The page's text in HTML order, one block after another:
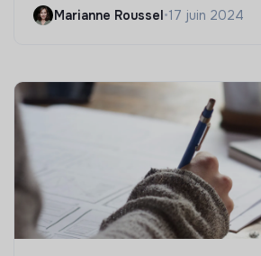
Marianne Roussel•17 juin 2024